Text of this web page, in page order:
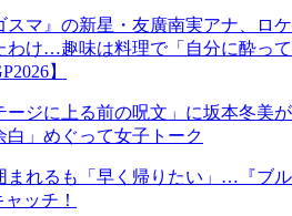
スマ』の新星・友廣南実アナ、ロケ
わけ…趣味は料理で「自分に酔って
】
ージに上る前の呪文」に坂本冬美が
」めぐって女子トーク
まれるも「早く帰りたい」…『ブル
ッチ！